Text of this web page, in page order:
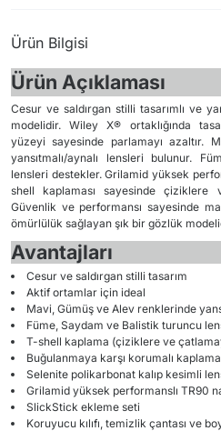
Ürün Bilgisi
Ürün Açıklaması
Cesur ve saldırgan stilli tasarımlı ve
modelidir. Wiley X® ortaklığında
yüzeyi sayesinde parlamayı azaltır.
yansıtmalı/aynalı lensleri bulunur.
lensleri destekler. Grilamid yüksek
shell kaplaması sayesinde çiziklere
Güvenlik ve performansı sayesinde
ömürlülük sağlayan şık bir gözlük
Avantajları
Cesur ve saldırgan stilli tasarım
Aktif ortamlar için ideal
Mavi, Gümüş ve Alev renklerinde
Füme, Saydam ve Balistik turuncu
T-shell kaplama (çiziklere ve
Buğulanmaya karşı korumalı kaplama
Selenite polikarbonat kalıp kesimli
Grilamid yüksek performanslı TR90
SlickStick ekleme seti
Koruyucu kılıfı, temizlik çantası ve